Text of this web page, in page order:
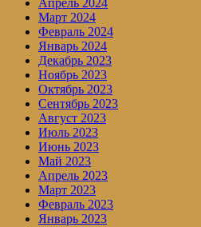
Апрель 2024
Март 2024
Февраль 2024
Январь 2024
Декабрь 2023
Ноябрь 2023
Октябрь 2023
Сентябрь 2023
Август 2023
Июль 2023
Июнь 2023
Май 2023
Апрель 2023
Март 2023
Февраль 2023
Январь 2023